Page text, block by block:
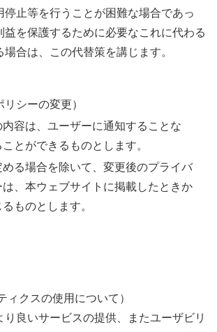
停止等を行うことが困難な場合であっ
益を保護するために必要なこれに代わる
合は、この代替策を講じます。
リシーの変更）
容は、ユーザーに通知することな
とができるものとします。
る場合を除いて、変更後のプライバ
は、本ウェブサイトに掲載したときか
ものとします。
ィクスの使用について）
り良いサービスの提供、またユーザビリ